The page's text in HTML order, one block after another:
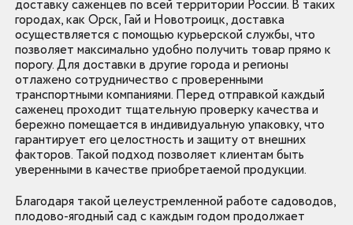
доставку саженцев по всей территории России. В таких
городах, как Орск, Гай и Новотроицк, доставка
осуществляется с помощью курьерской службы, что
позволяет максимально удобно получить товар прямо к
порогу. Для доставки в другие города и регионы
отлажено сотрудничество с проверенными
транспортными компаниями. Перед отправкой каждый
саженец проходит тщательную проверку качества и
бережно помещается в индивидуальную упаковку, что
гарантирует его целостность и защиту от внешних
факторов. Такой подход позволяет клиентам быть
уверенными в качестве приобретаемой продукции.
Благодаря такой целеустремленной работе садоводов,
плодово-ягодный сад с каждым годом продолжает